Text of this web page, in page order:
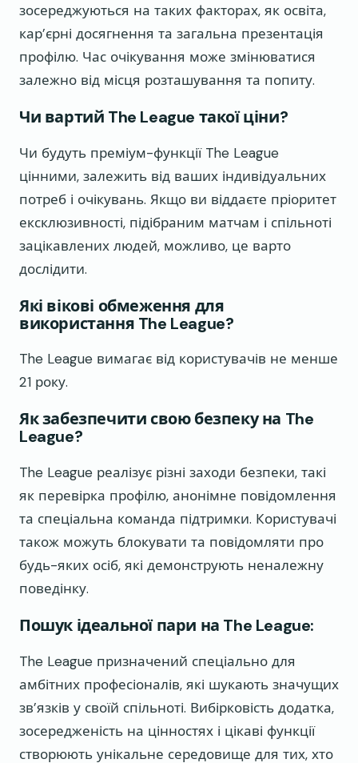
зосереджуються на таких факторах, як освіта,
кар’єрні досягнення та загальна презентація
профілю. Час очікування може змінюватися
залежно від місця розташування та попиту.
Чи вартий The League такої ціни?
Чи будуть преміум-функції The League
цінними, залежить від ваших індивідуальних
потреб і очікувань. Якщо ви віддаєте пріоритет
ексклюзивності, підібраним матчам і спільноті
зацікавлених людей, можливо, це варто
дослідити.
Які вікові обмеження для
використання The League?
The League вимагає від користувачів не менше
21 року.
Як забезпечити свою безпеку на The
League?
The League реалізує різні заходи безпеки, такі
як перевірка профілю, анонімне повідомлення
та спеціальна команда підтримки. Користувачі
також можуть блокувати та повідомляти про
будь-яких осіб, які демонструють неналежну
поведінку.
Пошук ідеальної пари на The League:
The League призначений спеціально для
амбітних професіоналів, які шукають значущих
зв’язків у своїй спільноті. Вибірковість додатка,
зосередженість на цінностях і цікаві функції
створюють унікальне середовище для тих, хто